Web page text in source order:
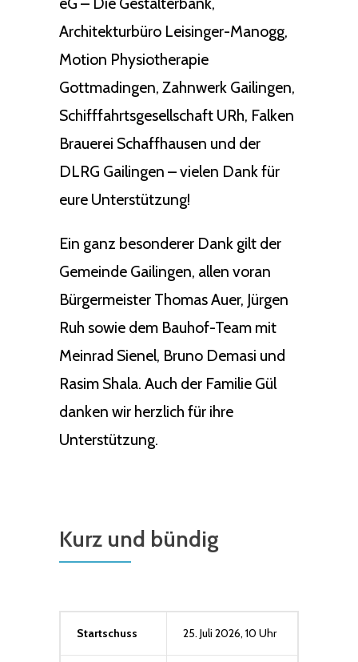
Architekturbüro Leisinger-Manogg,
Motion Physiotherapie
Gottmadingen, Zahnwerk Gailingen,
Schifffahrtsgesellschaft URh, Falken
Brauerei Schaffhausen und der
DLRG Gailingen – vielen Dank für
eure Unterstützung!
Ein ganz besonderer Dank gilt der
Gemeinde Gailingen, allen voran
Bürgermeister Thomas Auer, Jürgen
Ruh sowie dem Bauhof-Team mit
Meinrad Sienel, Bruno Demasi und
Rasim Shala. Auch der Familie Gül
danken wir herzlich für ihre
Unterstützung.
Kurz und bündig
Startschuss 25. Juli 2026, 10 Uhr